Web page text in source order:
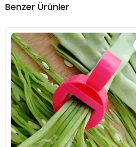
Benzer Ürünler